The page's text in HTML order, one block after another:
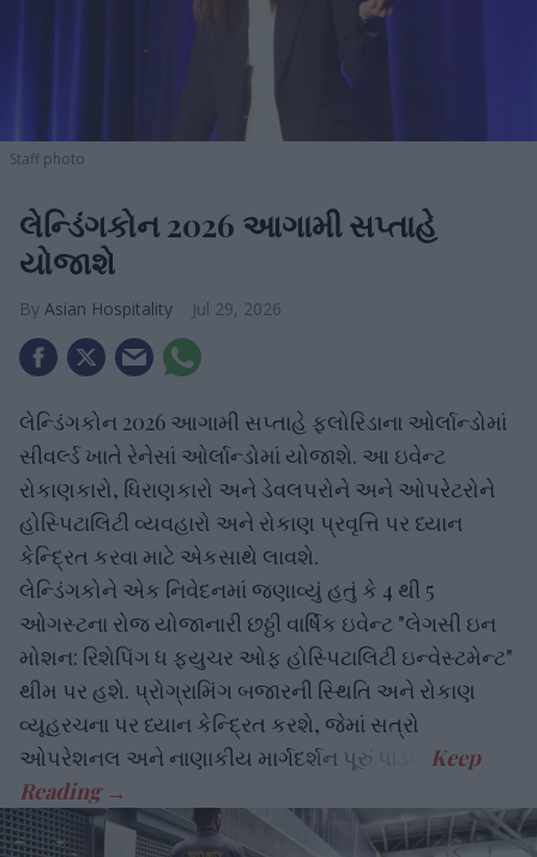
Staff photo
લેન્ડિંગકોન 2026 આગામી સપ્તાહે
યોજાશે
Asian Hospitality Jul 29, 2026
લેન્ડિંગકોન 2026 આગામી સપ્તાહે ફ્લોરિડાના ઓર્લાન્ડોમાં
સીવર્લ્ડ ખાતે રેનેસાં ઓર્લાન્ડોમાં યોજાશે. આ ઇવેન્ટ
રોકાણકારો, ધિરાણકારો અને ડેવલપરોને અને ઓપરેટરોને
હોસ્પિટાલિટી વ્યવહારો અને રોકાણ પ્રવૃત્તિ પર ધ્યાન
કેન્દ્રિત કરવા માટે એકસાથે લાવશે.
લેન્ડિંગકોને એક નિવેદનમાં જણાવ્યું હતું કે 4 થી 5
ઓગસ્ટના રોજ યોજાનારી છઠ્ઠી વાર્ષિક ઇવેન્ટ "લેગસી ઇન
મોશન: રિશેપિંગ ધ ફ્યુચર ઓફ હોસ્પિટાલિટી ઇન્વેસ્ટમેન્ટ"
થીમ પર હશે. પ્રોગ્રામિંગ બજારની સ્થિતિ અને રોકાણ
વ્યૂહરચના પર ધ્યાન કેન્દ્રિત કરશે, જેમાં સત્રો
ઓપરેશનલ અને નાણાકીય માર્ગદર્શન પૂરું પાડશે.